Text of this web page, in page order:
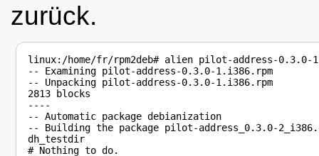
zurück.
linux:/home/fr/rpm2deb# alien pilot-address-0.3.0-
-- Examining pilot-address-0.3.0-1.i386.rpm
-- Unpacking pilot-address-0.3.0-1.i386.rpm
2813 blocks
----
-- Automatic package debianization
-- Building the package pilot-address_0.3.0-
dh_testdir
# Nothing to do.